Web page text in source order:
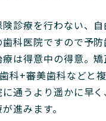
診療を行わない、
科医院ですので予防
療は得意中の得意。
科+審美歯科などと
通うより遥かに早く
進みます。